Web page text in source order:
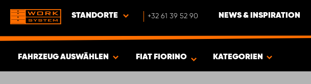
STANDORTE +32 61 39 52 90 NEWS & INSPIRATION
FAHRZEUG AUSWÄHLEN FIAT FIORINO KATEGORIEN